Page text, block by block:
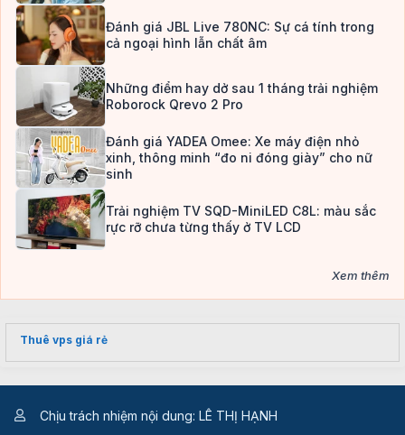
Đánh giá JBL Live 780NC: Sự cá tính trong
cả ngoại hình lẫn chất âm
Những điểm hay dở sau 1 tháng trải nghiệm
Roborock Qrevo 2 Pro
Đánh giá YADEA Omee: Xe máy điện nhỏ
xinh, thông minh “đo ni đóng giày” cho nữ
sinh
Trải nghiệm TV SQD-MiniLED C8L: màu sắc
rực rỡ chưa từng thấy ở TV LCD
Xem thêm
Thuê vps giá rẻ
Chịu trách nhiệm nội dung: LÊ THỊ HẠNH